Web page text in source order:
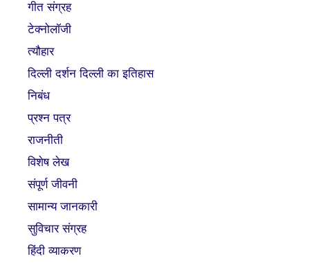
गीत संग्रह
टेक्नोलॉजी
त्यौहार
दिल्ली दर्शन दिल्ली का इतिहास
निबंध
प्रश्न पत्र
राजनीती
विशेष लेख
संपूर्ण जीवनी
सामान्य जानकारी
सुविचार संग्रह
हिंदी व्याकरण